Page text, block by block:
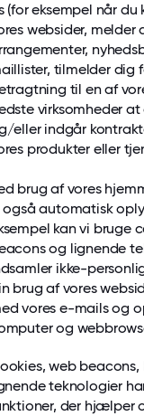
(for eksempel når du
websider, melder
tilmelder dig
til en af
virksomheder
eller indgår
produkter eller
brug af vores
også automatisk
kan vi bruge
og lignende
ikke-
brug af vores
vores e-mails og
og
web beacons,
teknologier
der hjælper